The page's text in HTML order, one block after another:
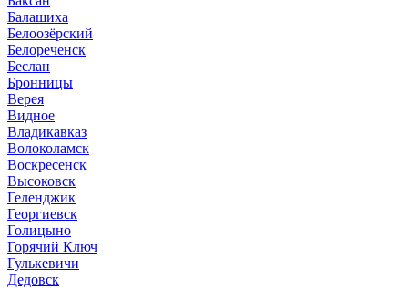
Балашиха
Белоозёрский
Белореченск
Беслан
Бронницы
Верея
Видное
Владикавказ
Волоколамск
Воскресенск
Высоковск
Геленджик
Георгиевск
Голицыно
Горячий Ключ
Гулькевичи
Дедовск